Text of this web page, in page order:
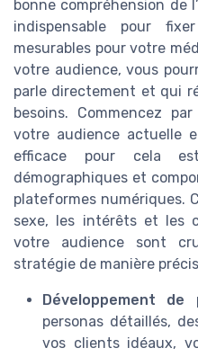
bonne compréhension de
indispensable pour
mesurables pour votre
votre audience, vous
parle directement et qui
besoins. Commencez
votre audience actuelle
efficace pour cela
démographiques et
plateformes numériques.
sexe, les intérêts et les
votre audience sont
stratégie de manière
Développement de
personas détaillés,
vos clients idéaux,